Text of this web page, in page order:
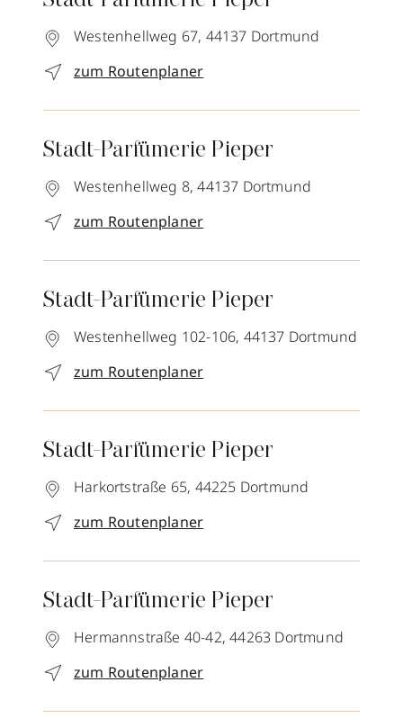
Westenhellweg 67, 44137 Dortmund
zum Routenplaner
Stadt-Parfümerie Pieper
Westenhellweg 8, 44137 Dortmund
zum Routenplaner
Stadt-Parfümerie Pieper
Westenhellweg 102-106, 44137 Dortmund
zum Routenplaner
Stadt-Parfümerie Pieper
Harkortstraße 65, 44225 Dortmund
zum Routenplaner
Stadt-Parfümerie Pieper
Hermannstraße 40-42, 44263 Dortmund
zum Routenplaner